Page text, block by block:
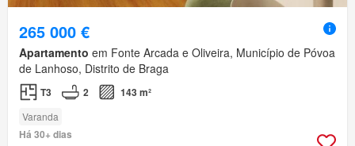
265 000 €
Apartamento em Fonte Arcada e Oliveira, Município de Póvoa
de Lanhoso, Distrito de Braga
T3 2 143 m²
Varanda
Há 30+ dias